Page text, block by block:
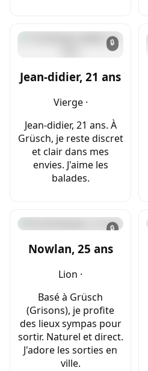
🔒
Jean-didier, 21 ans
Vierge ·
Jean-didier, 21 ans. À
Grüsch, je reste discret
et clair dans mes
envies. J'aime les
balades.
🔒
Nowlan, 25 ans
Lion ·
Basé à Grüsch
(Grisons), je profite
des lieux sympas pour
sortir. Naturel et direct.
J'adore les sorties en
ville.